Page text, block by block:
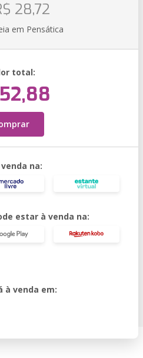
28,72
em Pensática
total:
na:
estar à venda na:
à venda em: